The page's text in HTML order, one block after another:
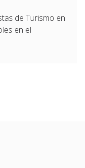
de Turismo en
en el